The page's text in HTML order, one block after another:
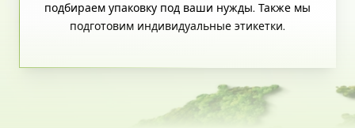
подбираем упаковку под ваши нужды. Также мы
подготовим индивидуальные этикетки.